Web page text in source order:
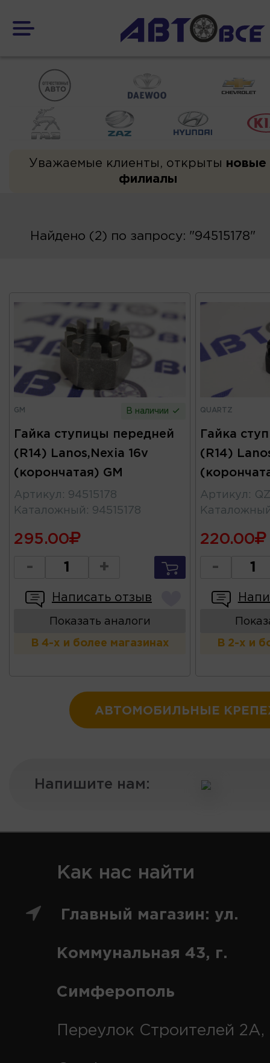
Уважаемые клиенты, открыты новые
филиалы
Найдено (2) по запросу: "94515178"
GM В наличии
Гайка ступицы передней
(R14) Lanos,Nexia 16v
(корончатая) GM
Артикул : 94515178
Каталожный : 94515178
295.00
- +
Написать отзыв
Показать аналоги
В 4-х и более магазинах
QUARTZ
Гайка
(R14)
Артикул :
220.00
-
В 2-х и
АВТОМОБИЛЬНЫЕ
Напишите нам:
Как нас найти
Главный магазин: ул.
Коммунальная 43, г.
Симферополь
Переулок Строителей 2А,